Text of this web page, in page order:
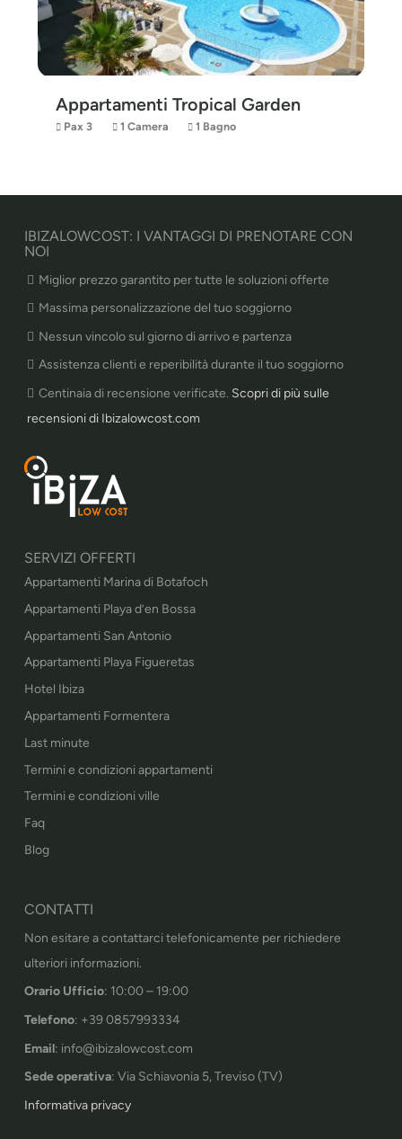
Appartamenti Tropical Garden
Pax 3 1 Camera 1 Bagno
IBIZALOWCOST: I VANTAGGI DI PRENOTARE CON
NOI
Miglior prezzo garantito per tutte le soluzioni offerte
Massima personalizzazione del tuo soggiorno
Nessun vincolo sul giorno di arrivo e partenza
Assistenza clienti e reperibilità durante il tuo soggiorno
Centinaia di recensione verificate. Scopri di più sulle
recensioni di Ibizalowcost.com
SERVIZI OFFERTI
Appartamenti Marina di Botafoch
Appartamenti Playa d’en Bossa
Appartamenti San Antonio
Appartamenti Playa Figueretas
Hotel Ibiza
Appartamenti Formentera
Last minute
Termini e condizioni appartamenti
Termini e condizioni ville
Faq
Blog
CONTATTI
Non esitare a contattarci telefonicamente per richiedere
ulteriori informazioni.
Orario Ufficio: 10:00 – 19:00
Telefono: +39 0857993334
Email: info@ibizalowcost.com
Sede operativa: Via Schiavonia 5, Treviso (TV)
Informativa privacy